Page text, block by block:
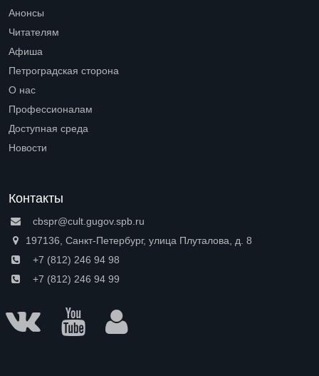
Анонсы
Читателям
Афиша
Петроградская сторона
О нас
Профессионалам
Доступная среда
Новости
Контакты
cbspr@cult.gugov.spb.ru
197136, Санкт-Петербург, улица Плуталова, д. 8
+7 (812) 246 94 98
+7 (812) 246 94 99